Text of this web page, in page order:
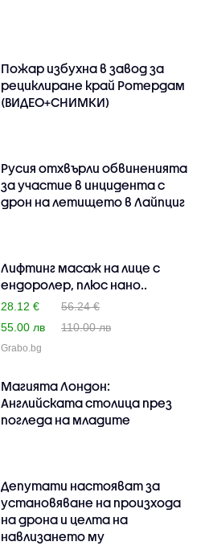
Пожар избухна в завод за
рециклиране край Ротердам
(ВИДЕО+СНИМКИ)
Русия отхвърли обвиненията
за участие в инцидента с
дрон на летището в Лайпциг
Лифтинг масаж на лице с
ендоролер, плюс нано..
28.12 €
56.24 €
55.00 лв
110.00 лв
Grabo.bg
Магията Лондон:
Английската столица през
погледа на младите
Депутати настояват за
установяване на произхода
на дрона и целта на
навлизането му